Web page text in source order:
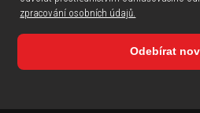
zpracování osobních údajů.
Odebírat